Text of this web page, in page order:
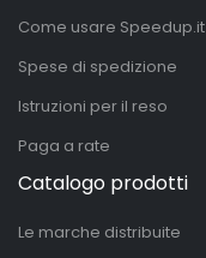
Come usare Speedup.it
Spese di spedizione
Istruzioni per il reso
Paga a rate
Catalogo prodotti
Le marche distribuite